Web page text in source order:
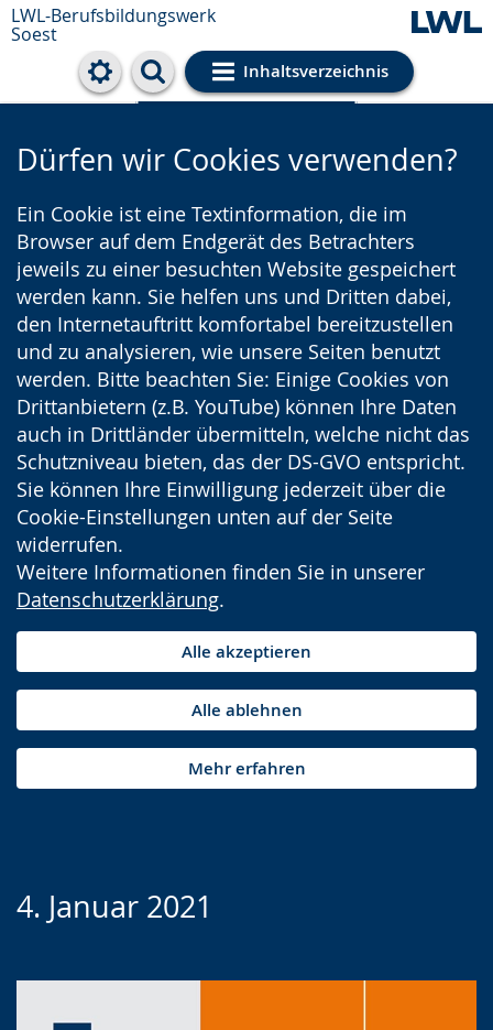
LWL-Berufsbildungswerk
Soest
Inhaltsverzeichnis
Cookie-Einstellungen
Dürfen wir Cookies verwenden?
Ein Cookie ist eine Textinformation, die im
Browser auf dem Endgerät des Betrachters
jeweils zu einer besuchten Website gespeichert
werden kann. Sie helfen uns und Dritten dabei,
den Internetauftritt komfortabel bereitzustellen
und zu analysieren, wie unsere Seiten benutzt
werden. Bitte beachten Sie: Einige Cookies von
Drittanbietern (z.B. YouTube) können Ihre Daten
auch in Drittländer übermitteln, welche nicht das
Schutzniveau bieten, das der DS-GVO entspricht.
Sie können Ihre Einwilligung jederzeit über die
Cookie-Einstellungen unten auf der Seite
widerrufen.
Weitere Informationen finden Sie in unserer
Datenschutzerklärung.
Alle akzeptieren
Alle ablehnen
Mehr erfahren
4. Januar 2021